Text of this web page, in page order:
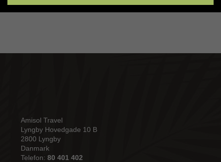
Amisol Travel
Lyngby Hovedgade 10 B
2800 Lyngby
Danmark
Telefon: 80 401 402